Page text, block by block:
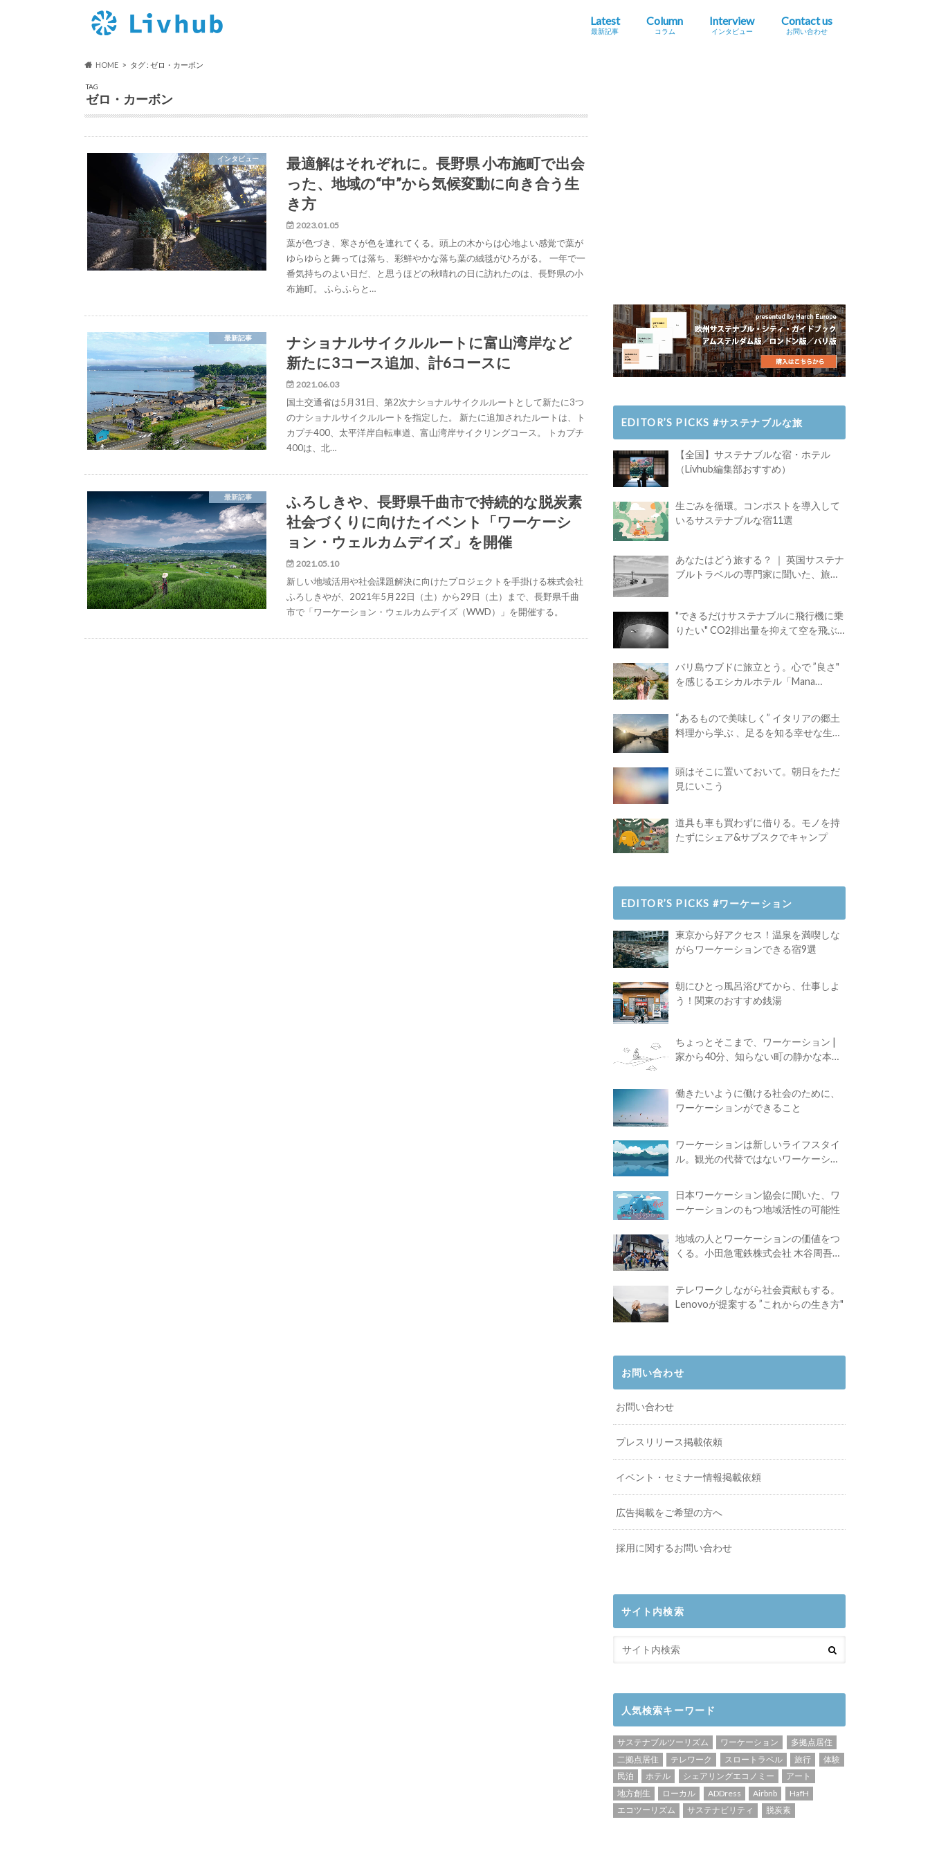
Latest
最新記事
Column
コラム
Interview
インタビュー
Contact us
お問い合わせ
HOME タグ : ゼロ・カーボン
TAG
ゼロ・カーボン
インタビュー
最適解はそれぞれに。長野県 小布施町で出会
った、地域の“中”から気候変動に向き合う生
き方
2023.01.05
葉が色づき、寒さが色を連れてくる。頭上の木からは心地よい感覚で葉が
ゆらゆらと舞っては落ち、彩鮮やかな落ち葉の絨毯がひろがる。 一年で一
番気持ちのよい日だ、と思うほどの秋晴れの日に訪れたのは、長野県の小
布施町。 ふらふらと…
最新記事
ナショナルサイクルルートに富山湾岸など
新たに3コース追加、計6コースに
2021.06.03
国土交通省は5月31日、第2次ナショナルサイクルルートとして新たに3つ
のナショナルサイクルルートを指定した。 新たに追加されたルートは、ト
カプチ400、太平洋岸自転車道、富山湾岸サイクリングコース。 トカプチ
400は、北…
最新記事
ふろしきや、長野県千曲市で持続的な脱炭素
社会づくりに向けたイベント「ワーケーシ
ョン・ウェルカムデイズ」を開催
2021.05.10
新しい地域活用や社会課題解決に向けたプロジェクトを手掛ける株式会社
ふろしきやが、2021年5月22日（土）から29日（土）まで、長野県千曲
市で「ワーケーション・ウェルカムデイズ（WWD）」を開催する。
EDITOR’S PICKS #サステナブルな旅
【全国】サステナブルな宿・ホテル
（Livhub編集部おすすめ）
生ごみを循環。コンポストを導入して
いるサステナブルな宿11選
あなたはどう旅する？ ｜ 英国サステナ
ブルトラベルの専門家に聞いた、旅の
"できるだけサステナブルに飛行機に乗
りたい" CO2排出量を抑えて空を飛ぶ
バリ島ウブドに旅立とう。心で ”良さ"
を感じるエシカルホテル「Mana
“あるもので美味しく” イタリアの郷土
料理から学ぶ 、足るを知る幸せな生き
頭はそこに置いておいて。朝日をただ
見にいこう
道具も車も買わずに借りる。モノを持
たずにシェア&サブスクでキャンプ
EDITOR’S PICKS #ワーケーション
東京から好アクセス！温泉を満喫しな
がらワーケーションできる宿9選
朝にひとっ風呂浴びてから、仕事しよ
う！関東のおすすめ銭湯
ちょっとそこまで、ワーケーション |
家から40分、知らない町の静かな本屋
働きたいように働ける社会のために、
ワーケーションができること
ワーケーションは新しいライフスタイ
ル。観光の代替ではないワーケーショ
日本ワーケーション協会に聞いた、ワ
ーケーションのもつ地域活性の可能性
地域の人とワーケーションの価値をつ
くる。小田急電鉄株式会社 木谷周吾さ
テレワークしながら社会貢献もする。
Lenovoが提案する ”これからの生き方"
お問い合わせ
お問い合わせ
プレスリリース掲載依頼
イベント・セミナー情報掲載依頼
広告掲載をご希望の方へ
採用に関するお問い合わせ
サイト内検索
人気検索キーワード
サステナブルツーリズム ワーケーション
多拠点居住
二拠点居住
テレワーク スロートラベル 旅行
体験
民泊
ホテル シェアリングエコノミー
アート
地方創生
ローカル ADDress Airbnb
HafH
エコツーリズム
サステナビリティ 脱炭素